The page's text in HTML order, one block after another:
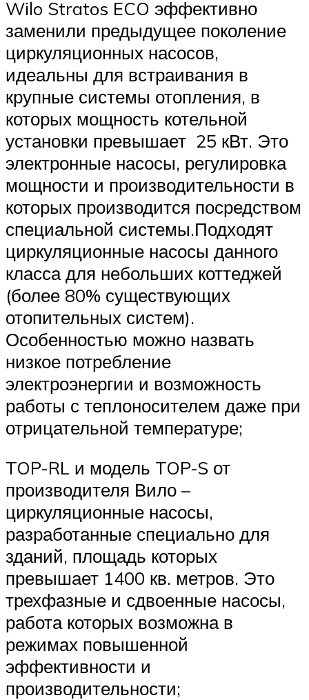
Wilo Stratos ECO эффективно
заменили предыдущее поколение
циркуляционных насосов,
идеальны для встраивания в
крупные системы отопления, в
которых мощность котельной
установки превышает 25 кВт. Это
электронные насосы, регулировка
мощности и производительности в
которых производится посредством
специальной системы.Подходят
циркуляционные насосы данного
класса для небольших коттеджей
(более 80% существующих
отопительных систем).
Особенностью можно назвать
низкое потребление
электроэнергии и возможность
работы с теплоносителем даже при
отрицательной температуре;
TOP-RL и модель TOP-S от
производителя Вило –
циркуляционные насосы,
разработанные специально для
зданий, площадь которых
превышает 1400 кв. метров. Это
трехфазные и сдвоенные насосы,
работа которых возможна в
режимах повышенной
эффективности и
производительности;